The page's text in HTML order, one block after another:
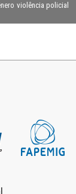
violência policial